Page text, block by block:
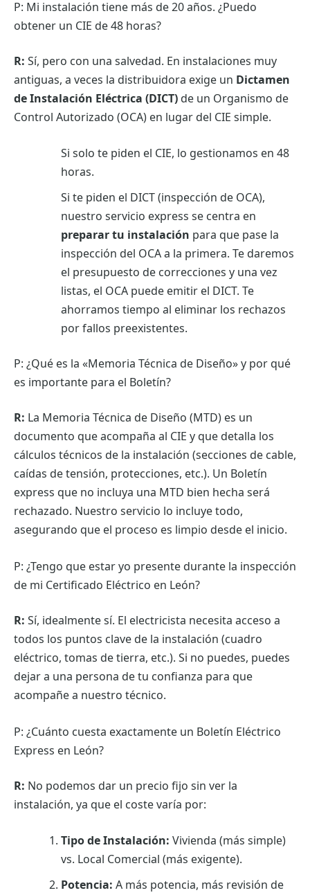
P: Mi instalación tiene más de 20 años. ¿Puedo
obtener un CIE de 48 horas?
R: Sí, pero con una salvedad. En instalaciones muy
antiguas, a veces la distribuidora exige un Dictamen
de Instalación Eléctrica (DICT) de un Organismo de
Control Autorizado (OCA) en lugar del CIE simple.
Si solo te piden el CIE, lo gestionamos en 48
horas.
Si te piden el DICT (inspección de OCA),
nuestro servicio express se centra en
preparar tu instalación para que pase la
inspección del OCA a la primera. Te daremos
el presupuesto de correcciones y una vez
listas, el OCA puede emitir el DICT. Te
ahorramos tiempo al eliminar los rechazos
por fallos preexistentes.
P: ¿Qué es la «Memoria Técnica de Diseño» y por qué
es importante para el Boletín?
R: La Memoria Técnica de Diseño (MTD) es un
documento que acompaña al CIE y que detalla los
cálculos técnicos de la instalación (secciones de cable,
caídas de tensión, protecciones, etc.). Un Boletín
express que no incluya una MTD bien hecha será
rechazado. Nuestro servicio lo incluye todo,
asegurando que el proceso es limpio desde el inicio.
P: ¿Tengo que estar yo presente durante la inspección
de mi Certificado Eléctrico en León?
R: Sí, idealmente sí. El electricista necesita acceso a
todos los puntos clave de la instalación (cuadro
eléctrico, tomas de tierra, etc.). Si no puedes, puedes
dejar a una persona de tu confianza para que
acompañe a nuestro técnico.
P: ¿Cuánto cuesta exactamente un Boletín Eléctrico
Express en León?
R: No podemos dar un precio fijo sin ver la
instalación, ya que el coste varía por:
Tipo de Instalación: Vivienda (más simple)
vs. Local Comercial (más exigente).
Potencia: A más potencia, más revisión de